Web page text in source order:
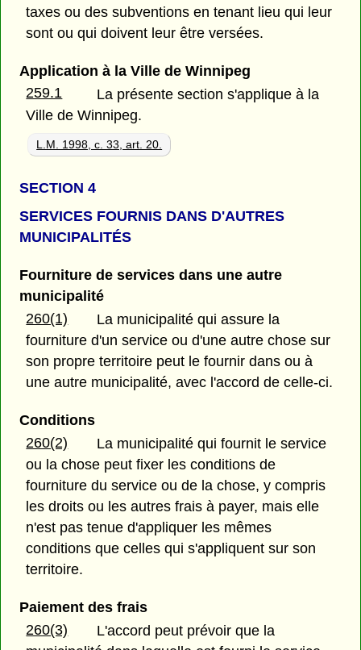
taxes ou des subventions en tenant lieu qui leur
sont ou qui doivent leur être versées.
Application à la Ville de Winnipeg
259.1
La présente section s'applique à la
Ville de Winnipeg.
L.M. 1998, c. 33, art. 20.
SECTION 4
SERVICES FOURNIS DANS D'AUTRES
MUNICIPALITÉS
Fourniture de services dans une autre
municipalité
260(1)
La municipalité qui assure la
fourniture d'un service ou d'une autre chose sur
son propre territoire peut le fournir dans ou à
une autre municipalité, avec l'accord de celle-ci.
Conditions
260(2)
La municipalité qui fournit le service
ou la chose peut fixer les conditions de
fourniture du service ou de la chose, y compris
les droits ou les autres frais à payer, mais elle
n'est pas tenue d'appliquer les mêmes
conditions que celles qui s'appliquent sur son
territoire.
Paiement des frais
260(3)
L'accord peut prévoir que la